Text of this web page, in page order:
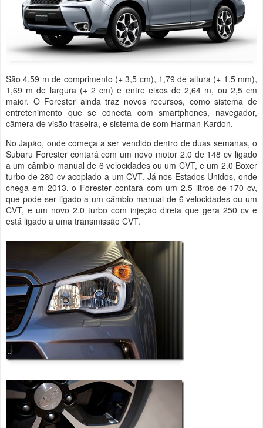
São 4,59 m de comprimento (+ 3,5 cm), 1,79 de altura (+ 1,5 mm),
1,69 m de largura (+ 2 cm) e entre eixos de 2,64 m, ou 2,5 cm
maior. O Forester ainda traz novos recursos, como sistema de
entretenimento que se conecta com smartphones, navegador,
câmera de visão traseira, e sistema de som Harman-Kardon.
No Japão, onde começa a ser vendido dentro de duas semanas, o
Subaru Forester contará com um novo motor 2.0 de 148 cv ligado
a um câmbio manual de 6 velocidades ou um CVT, e um 2.0 Boxer
turbo de 280 cv acoplado a um CVT. Já nos Estados Unidos, onde
chega em 2013, o Forester contará com um 2,5 litros de 170 cv,
que pode ser ligado a um câmbio manual de 6 velocidades ou um
CVT, e um novo 2.0 turbo com injeção direta que gera 250 cv e
está ligado a uma transmissão CVT.